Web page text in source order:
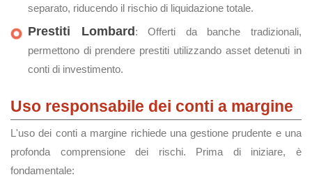
separato, riducendo il rischio di liquidazione totale.
Prestiti Lombard : Offerti da banche tradizionali,
permettono di prendere prestiti utilizzando asset detenuti in
conti di investimento.
Uso responsabile dei conti a margine
L'uso dei conti a margine richiede una gestione prudente e una
profonda comprensione dei rischi. Prima di iniziare, è
fondamentale: